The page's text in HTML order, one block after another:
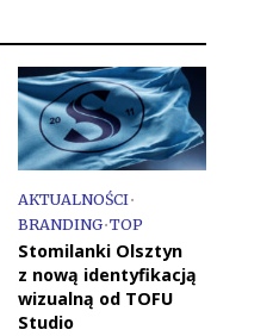
AKTUALNOŚCI•
BRANDING•TOP
Stomilanki Olsztyn
z nową identyfikacją
wizualną od TOFU
Studio